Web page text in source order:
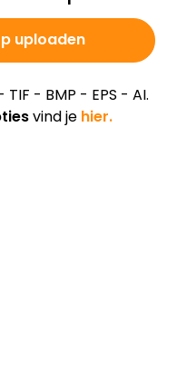
uploaden
- BMP - EPS - AI.
vind je hier.